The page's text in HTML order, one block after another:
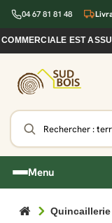
04 67 81 81 48
EST
Menu